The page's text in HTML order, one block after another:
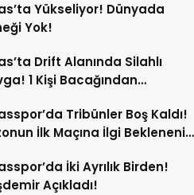
Yükseliyor! Dünyada
Yok!
Drift Alanında Silahlı
1 Kişi Bacağından
Tribünler Boş Kaldı!
İlk Maçına İlgi Beklenenin
İki Ayrılık Birden!
Açıkladı!